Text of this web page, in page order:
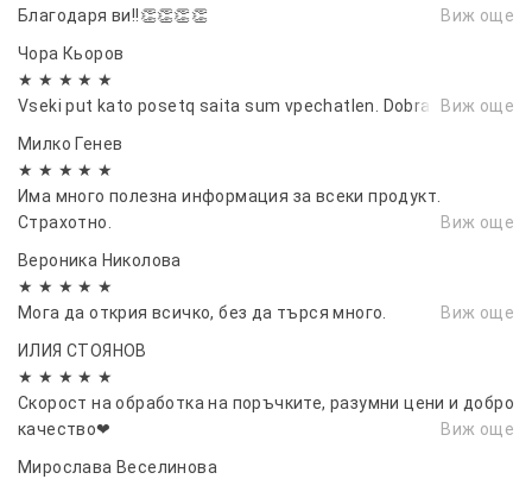
Благодаря ви!!👏👏👏👏
Виж още
Чора Кьоров
★ ★ ★ ★ ★
Vseki put kato posetq saita sum vpechatlen. Dobra rabota!
Виж още
Милко Генев
★ ★ ★ ★ ★
Има много полезна информация за всеки продукт.
Страхотно.
Виж още
Вероника Николова
★ ★ ★ ★ ★
Мога да открия всичко, без да търся много.
Виж още
ИЛИЯ СТОЯНОВ
★ ★ ★ ★ ★
Скорост на обработка на поръчките, разумни цени и добро
качество❤
Виж още
Мирослава Веселинова